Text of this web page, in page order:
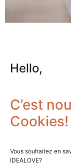
Hello,
C’est
Cookies!
Vous souhaitez en
IDEALOVE?